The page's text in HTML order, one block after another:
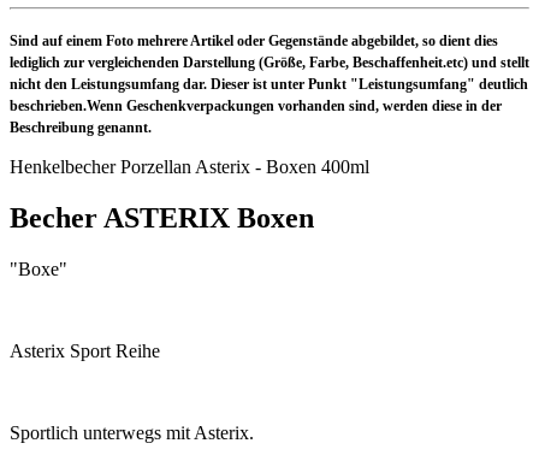
Sind auf einem Foto mehrere Artikel oder Gegenstände abgebildet, so dient dies
lediglich zur vergleichenden Darstellung (Größe, Farbe, Beschaffenheit.etc) und stellt
nicht den Leistungsumfang dar. Dieser ist unter Punkt "Leistungsumfang" deutlich
beschrieben.Wenn Geschenkverpackungen vorhanden sind, werden diese in der
Beschreibung genannt.
Henkelbecher Porzellan Asterix - Boxen 400ml
Becher ASTERIX Boxen
"Boxe"
Asterix Sport Reihe
Sportlich unterwegs mit Asterix.